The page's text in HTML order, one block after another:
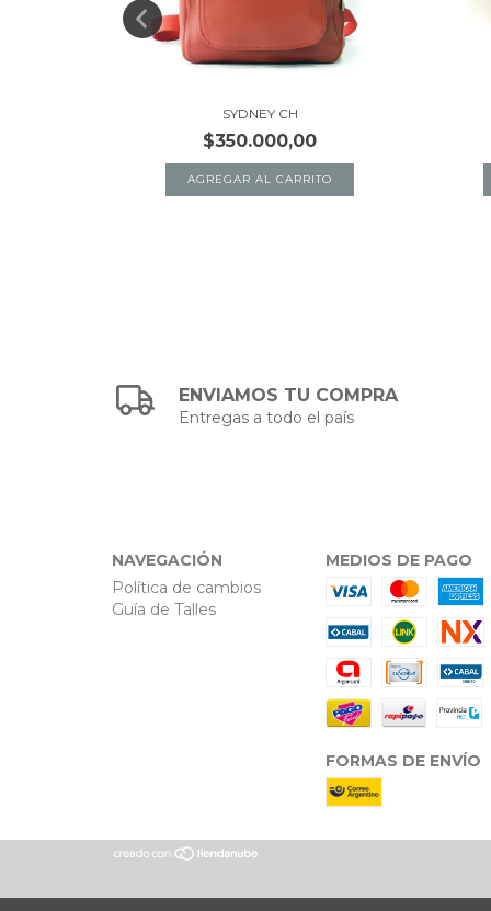
SYDNEY CH
$350.000,00
AGREGAR AL CARRITO
ENVIAMOS TU COMPRA
Entregas a todo el país
NAVEGACIÓN
Política de cambios
Guía de Talles
MEDIOS DE PAGO
FORMAS DE ENVÍO